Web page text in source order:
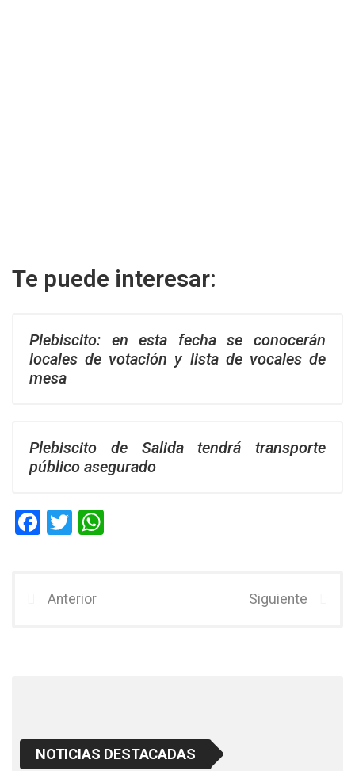
Te puede interesar:
Plebiscito: en esta fecha se conocerán
locales de votación y lista de vocales de
mesa
Plebiscito de Salida tendrá transporte
público asegurado
F
b
T
er
Anterior Siguiente
NOTICIAS DESTACADAS